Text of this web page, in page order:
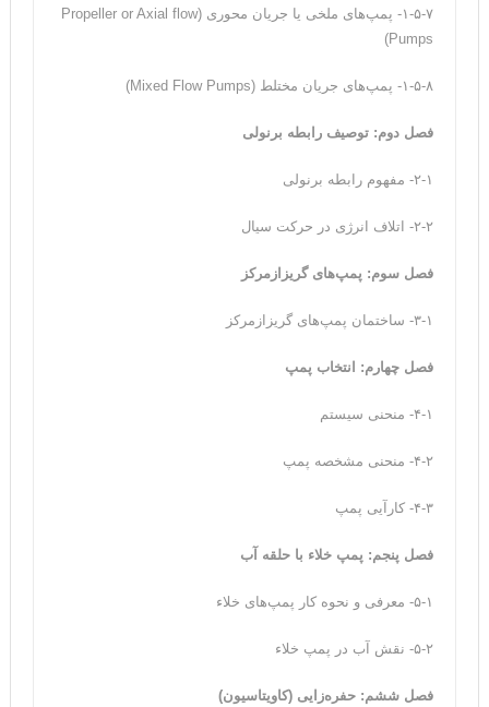
۱-۵-۷- پمپ‌های ملخی یا جریان محوری (Propeller or Axial flow
Pumps)
۱-۵-۸- پمپ‌های جریان مختلط (Mixed Flow Pumps)
فصل دوم: توصیف رابطه برنولی
۲-۱- مفهوم رابطه‌ برنولی
۲-۲- اتلاف انرژی در حرکت سیال
فصل سوم: پمپ‌های گریزازمرکز
۳-۱- ساختمان پمپ‌های گریزازمرکز
فصل چهارم: انتخاب پمپ
۴-۱- منحنی سیستم
۴-۲- منحنی مشخصه پمپ
۴-۳- کارآیی پمپ
فصل پنجم: پمپ خلاء با حلقه آب
۵-۱- معرفی و نحوه کار پمپ‌های خلاء
۵-۲- نقش آب در پمپ خلاء
فصل ششم: حفره‌زایی (کاویتاسیون)